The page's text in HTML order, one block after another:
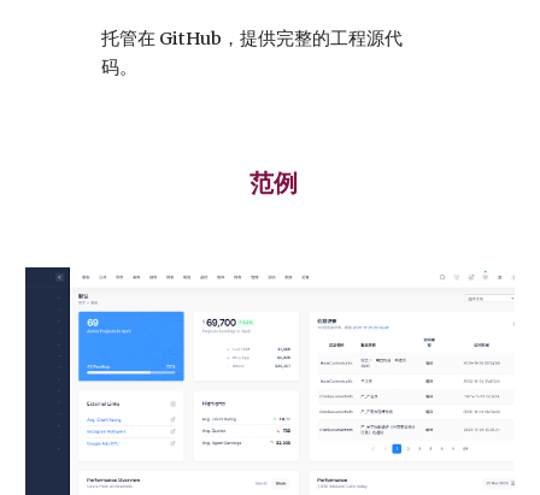
托管在 GitHub，提供完整的工程源代
码。
范例